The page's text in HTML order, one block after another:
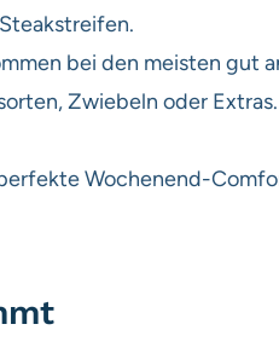
bei den meisten gut
Zwiebeln oder Extras.
Wochenend-